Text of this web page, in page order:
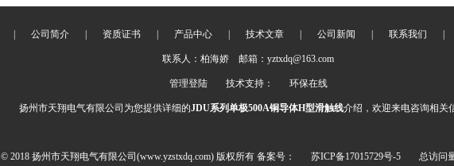
公司简介 资质证书 产品中心 技术文章 公司新闻 联系我们
联系人：柏海娇 邮箱：yztxdq@163.com
管理登陆 技术支持： 环保在线
扬州市天翔电气有限公司为您提供详细的JDU系列单极500A铜导体H型滑触线介绍，欢迎来电咨询相关
© 2018 扬州市天翔电气有限公司(www.yzstxdq.com) 版权所有 备案号： 苏ICP备17015729号-5 总访问